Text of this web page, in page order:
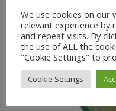
We use cookies on
relevant experience by
and repeat visits. By
the use of ALL the
"Cookie Settings" to
Cookie Settings